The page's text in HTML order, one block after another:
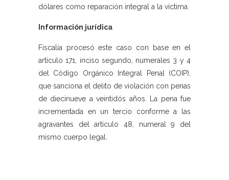
dólares como reparación integral a la víctima.
Información jurídica
Fiscalía procesó este caso con base en el
artículo 171, inciso segundo, numerales 3 y 4
del Código Orgánico Integral Penal (COIP),
que sanciona el delito de violación con penas
de diecinueve a veintidós años. La pena fue
incrementada en un tercio conforme a las
agravantes del artículo 48, numeral 9 del
mismo cuerpo legal.